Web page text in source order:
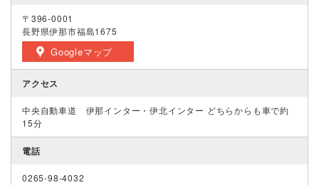
〒396-0001
長野県伊那市福島1675
Googleマップ
アクセス
中央自動車道 伊那インター・伊北インター どちらからも車で約
15分
電話
0265-98-4032